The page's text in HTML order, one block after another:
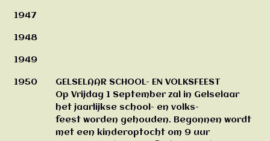
1947
1948
1949
1950
GELSELAAR SCHOOL- EN VOLKSFEEST
Op Vrijdag 1 September zal in Gelselaar
het jaarlijkse school- en volks-
feest worden gehouden. Begonnen wordt
met een kinderoptocht om 9 uur